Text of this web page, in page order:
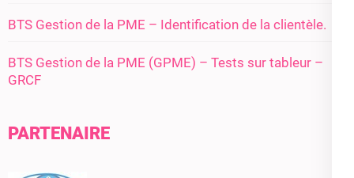
BTS Gestion de la PME – Identification de la clientèle.
BTS Gestion de la PME (GPME) – Tests sur tableur –
GRCF
PARTENAIRE